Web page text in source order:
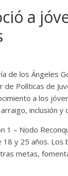
a
de los Ángeles
Políticas de
a los
inclusión y
1 – Nodo
y 25 años. Los
metas,